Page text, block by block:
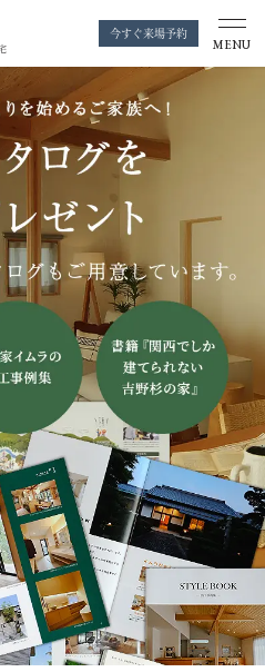
今すぐ来場予約
MENU